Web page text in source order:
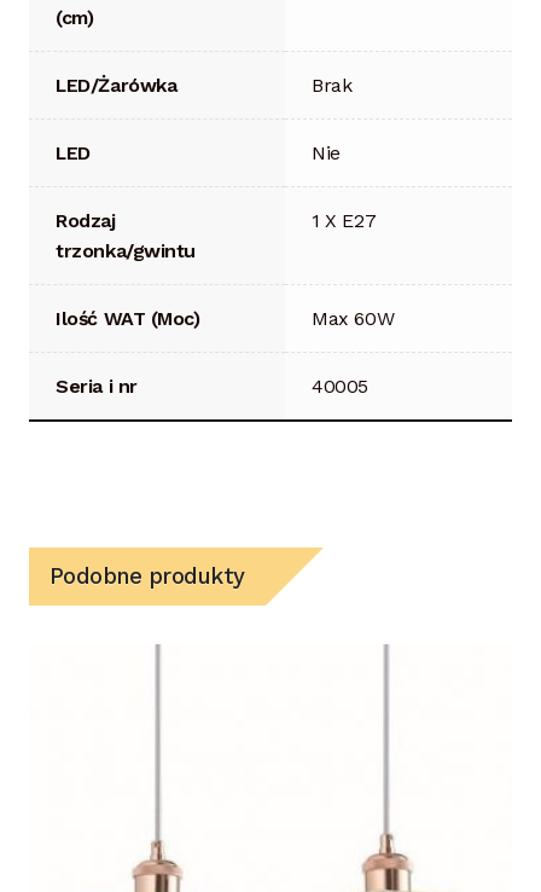
(cm)
LED/Żarówka Brak
LED Nie
Rodzaj
trzonka/gwintu
1 X E27
Ilość WAT (Moc) Max 60W
Seria i nr 40005
Podobne produkty